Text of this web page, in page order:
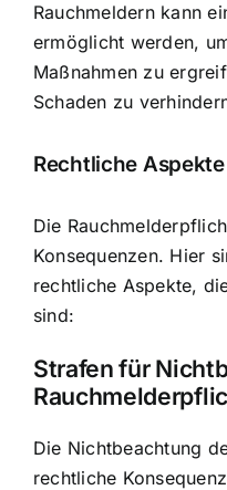
Rauchmeldern kann
ermöglicht werden,
Maßnahmen zu
Schaden zu
Rechtliche
Die
Konsequenzen. Hier
rechtliche Aspekte,
sind:
Strafen für
Die Nichtbeachtung
rechtliche